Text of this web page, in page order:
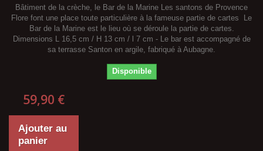
Bâtiment de la crèche, le Bar de la Marine Les santons de Provence
Flore font une place toute particulière à la fameuse partie de cartes Le
Bar de la Marine est le lieu où se déroule la partie de cartes.
Dimensions L 16,5 cm / H 13 cm / l 7 cm - Le bar est accompagné de
sa terrasse Santon en argile, fabriqué à Aubagne.
Disponible
59,90 €
Ajouter au
panier